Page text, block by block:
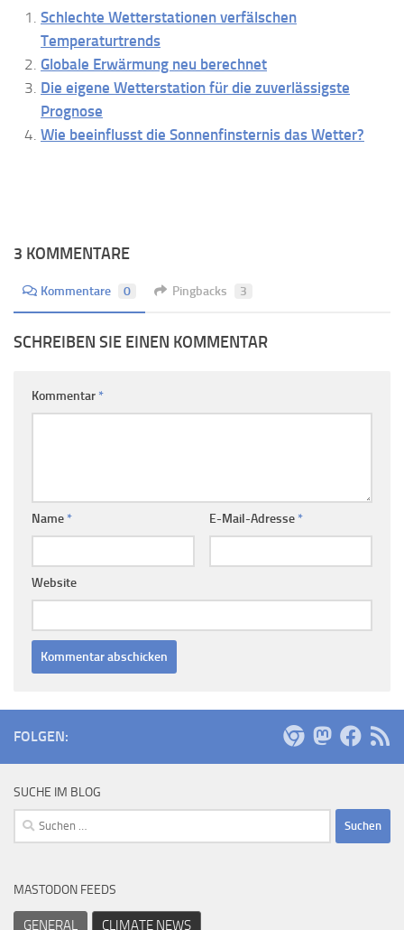
Schlechte Wetterstationen verfälschen
Temperaturtrends
Globale Erwärmung neu berechnet
Die eigene Wetterstation für die zuverlässigste
Prognose
Wie beeinflusst die Sonnenfinsternis das Wetter?
3 KOMMENTARE
Kommentare 0 Pingbacks 3
SCHREIBEN SIE EINEN KOMMENTAR
Kommentar *
Name * E-Mail-Adresse *
Website
FOLGEN:
SUCHE IM BLOG
Suchen
nach:
MASTODON FEEDS
GENERAL CLIMATE NEWS